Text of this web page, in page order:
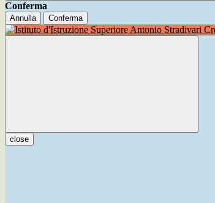
Conferma
Annulla Conferma
close